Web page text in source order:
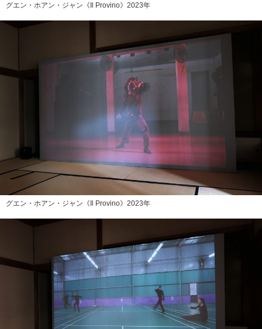
グエン・ホアン・ジャン《Il Provino》2023年
グエン・ホアン・ジャン《Il Provino》2023年